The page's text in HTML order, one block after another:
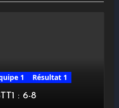
1
Résultat 1
: 6-8